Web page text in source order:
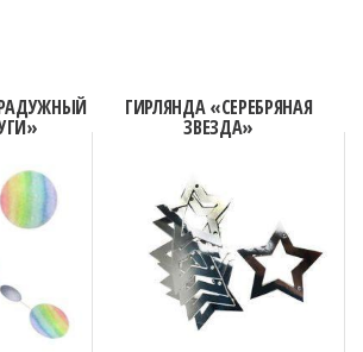
ГИРЛЯНДА «СЕРЕБРЯНАЯ
ЗВЕЗДА»